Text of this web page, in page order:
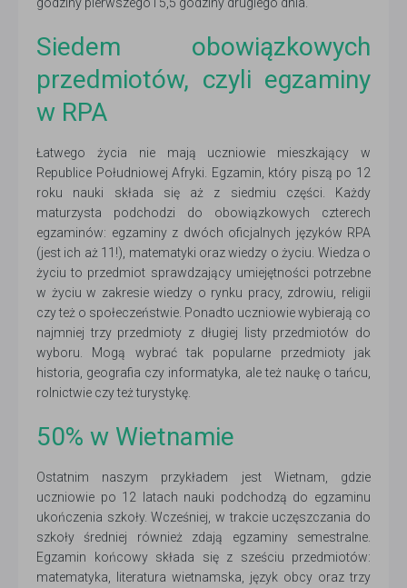
Siedem obowiązkowych
przedmiotów, czyli egzaminy
w RPA
Łatwego życia nie mają uczniowie mieszkający w
Republice Południowej Afryki. Egzamin, który piszą po 12
roku nauki składa się aż z siedmiu części. Każdy
maturzysta podchodzi do obowiązkowych czterech
egzaminów: egzaminy z dwóch oficjalnych języków RPA
(jest ich aż 11!), matematyki oraz wiedzy o życiu. Wiedza o
życiu to przedmiot sprawdzający umiejętności potrzebne
w życiu w zakresie wiedzy o rynku pracy, zdrowiu, religii
czy też o społeczeństwie. Ponadto uczniowie wybierają co
najmniej trzy przedmioty z długiej listy przedmiotów do
wyboru. Mogą wybrać tak popularne przedmioty jak
historia, geografia czy informatyka, ale też naukę o tańcu,
rolnictwie czy też turystykę.
50% w Wietnamie
Ostatnim naszym przykładem jest Wietnam, gdzie
uczniowie po 12 latach nauki podchodzą do egzaminu
ukończenia szkoły. Wcześniej, w trakcie uczęszczania do
szkoły średniej również zdają egzaminy semestralne.
Egzamin końcowy składa się z sześciu przedmiotów:
matematyka, literatura wietnamska, język obcy oraz trzy